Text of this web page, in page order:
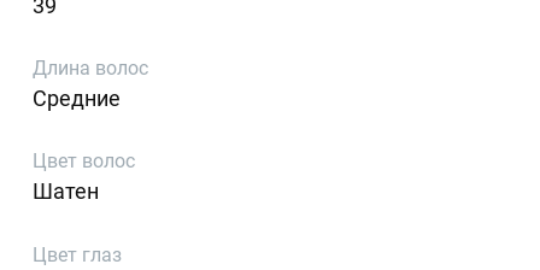
39
Длина волос
Средние
Цвет волос
Шатен
Цвет глаз